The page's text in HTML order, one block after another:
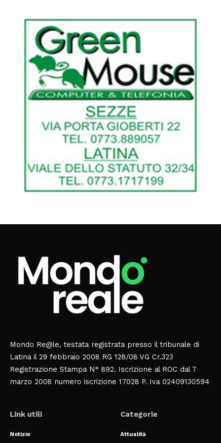
Mondo Re@le, testata registrata presso il tribunale di
Latina il 29 febbraio 2008 RG 128/08 VG Cr.323
Registrazione Stampa N° 892. Iscrizione al ROC dal 7
marzo 2008 numero iscrizione 17028 P. Iva 02409130594
Link utili
Notizie
Categorie
Attualità